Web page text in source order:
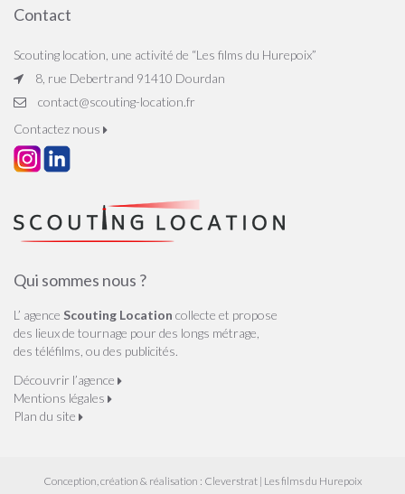
Contact
Scouting location, une activité de “Les films du Hurepoix”
8, rue Debertrand 91410 Dourdan
contact@scouting-location.fr
Contactez nous
Qui sommes nous ?
L’ agence Scouting Location collecte et propose
des lieux de tournage pour des longs métrage,
des téléfilms, ou des publicités.
Découvrir l’agence
Mentions légales
Plan du site
Conception, création & réalisation : Cleverstrat| Les films du Hurepoix